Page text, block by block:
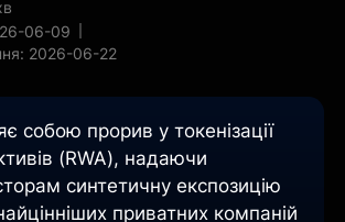
06-09
2026-06-22
собою прорив у токенізації
(RWA), надаючи
синтетичну експозицію
приватних компаній